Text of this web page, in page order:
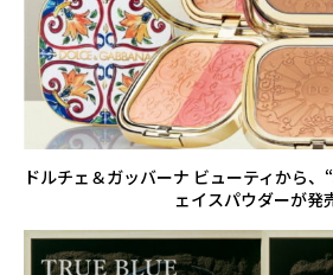
ドルチェ＆ガッバーナ ビューティから、
ェイスパウダーが発